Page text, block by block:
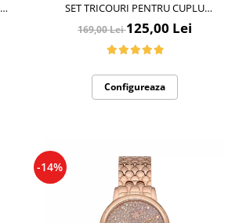
SET TRICOURI PENTRU CUPLU
PERSONALIZATE CU IMPRIMEU TRADITIONAL
MANDRUTA FAINA VD24453
169,00 Lei125,00 Lei
Configureaza
-14%